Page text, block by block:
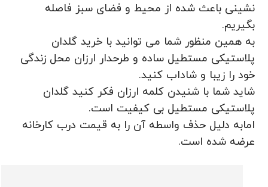
نشینی باعث شده از محیط و فضای سبز فاصله
بگیریم.
به همین منظور شما می توانید با خرید گلدان
پلاستیکی مستطیل ساده و طرحدار ارزان محل زندگی
خود را زیبا و شاداب کنید.
شاید شما با شنیدن کلمه ارزان فکر کنید گلدان
پلاستیکی مستطیل بی کیفیت است.
امابه دلیل حذف واسطه آن را به قیمت درب کارخانه
عرضه شده است.